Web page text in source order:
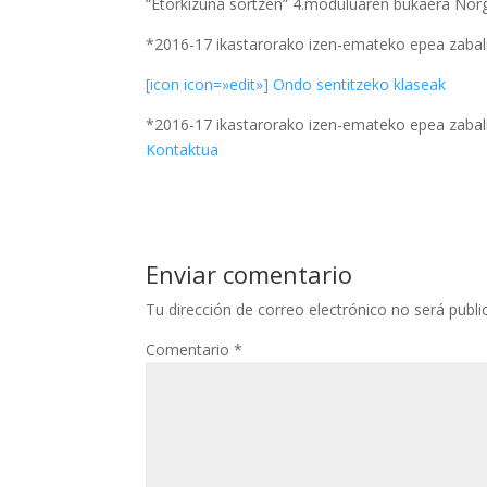
*2016-17 ikastarorako izen-emateko epea
[icon icon=»edit»] Ondo sentitzeko klaseak
*2016-17 ikastarorako izen-emateko epea
Kontaktua
Enviar comentario
Tu dirección de correo electrónico no será
Comentario*